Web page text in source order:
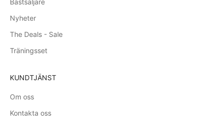
Nyheter
The Deals - Sale
Träningsset
KUNDTJÄNST
Om oss
Kontakta oss